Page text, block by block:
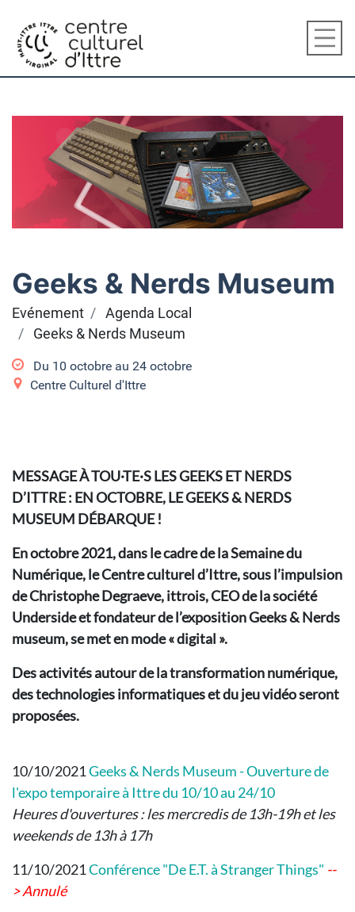
Geeks & Nerds Museum
Evénement
Agenda Local
Geeks & Nerds Museum
Du 10 octobre au 24 octobre
Centre Culturel d'Ittre
MESSAGE À TOU·TE·S LES GEEKS ET NERDS
D’ITTRE : EN OCTOBRE, LE GEEKS & NERDS
MUSEUM DÉBARQUE !
En octobre 2021, dans le cadre de la Semaine du
Numérique, le Centre culturel d’Ittre, sous l’impulsion
de Christophe Degraeve, ittrois, CEO de la société
Underside et fondateur de l’exposition Geeks & Nerds
museum, se met en mode « digital ».
Des activités autour de la transformation numérique,
des technologies informatiques et du jeu vidéo seront
proposées.
10/10/2021Geeks & Nerds Museum - Ouverture de
l'expo temporaire à Ittre du 10/10 au 24/10
Heures d'ouvertures : les mercredis de 13h-19h et les
weekends de 13h à 17h
11/10/2021Conférence "De E.T. à Stranger Things" --
> Annulé